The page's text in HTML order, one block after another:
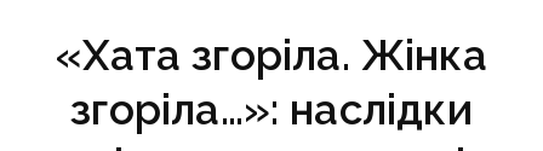
«Хата згоріла. Жінка
згоріла…»: наслідки